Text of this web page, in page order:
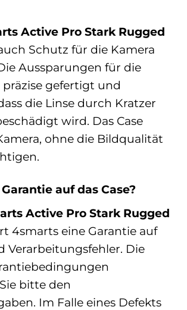
Active Pro Stark Rugged
Schutz für die Kamera
Aussparungen für die
präzise gefertigt und
die Linse durch Kratzer
wird. Das Case
ohne die Bildqualität
auf das Case?
Active Pro Stark Rugged
4smarts eine Garantie auf
Verarbeitungsfehler. Die
bitte den
Im Falle eines Defekts